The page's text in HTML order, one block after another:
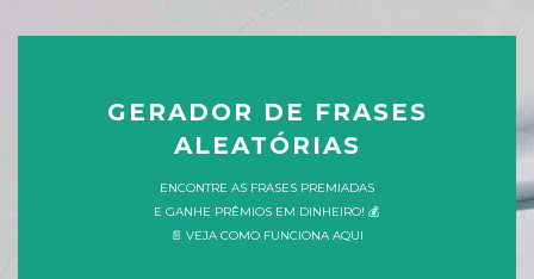
GERADOR DE FRASES
ALEATÓRIAS
ENCONTRE AS FRASES PREMIADAS
E GANHE PRÊMIOS EM DINHEIRO! 💰
📄 VEJA COMO FUNCIONA AQUI